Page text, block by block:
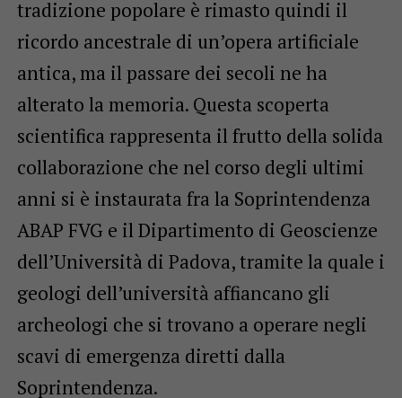
tradizione popolare è rimasto quindi il
ricordo ancestrale di un’opera artificiale
antica, ma il passare dei secoli ne ha
alterato la memoria. Questa scoperta
scientifica rappresenta il frutto della solida
collaborazione che nel corso degli ultimi
anni si è instaurata fra la Soprintendenza
ABAP FVG e il Dipartimento di Geoscienze
dell’Università di Padova, tramite la quale i
geologi dell’università affiancano gli
archeologi che si trovano a operare negli
scavi di emergenza diretti dalla
Soprintendenza.